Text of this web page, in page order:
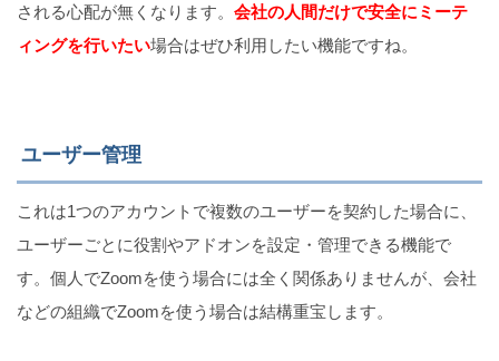
される心配が無くなります。 会社の人間だけで安全にミーテ
ィングを行いたい場合はぜひ利用したい機能ですね。
ユーザー管理
これは1つのアカウントで複数のユーザーを契約した場合に、
ユーザーごとに役割やアドオンを設定・管理できる機能で
す。個人でZoomを使う場合には全く関係ありませんが、会社
などの組織でZoomを使う場合は結構重宝します。